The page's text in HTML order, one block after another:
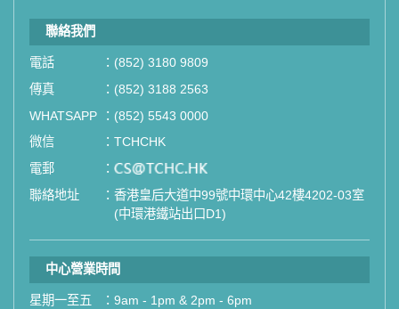
聯絡我們
電話 ： (852) 3180 9809
傳真
： (852) 3188 2563
WHATSAPP
： (852) 5543 0000
微信
： TCHCHK
電郵
： email
聯絡地址
： 香港皇后大道中99號中環中心42樓4202-03室
(中環港鐵站出口D1)
中心營業時間
星期一至五 ： 9am - 1pm & 2pm - 6pm
祝您健康愉快！